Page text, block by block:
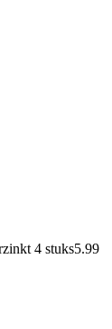
4 stuks5.99